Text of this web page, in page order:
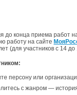
до конца приема работ
работу на сайте
(для участников с 14
персону или
с жанром —